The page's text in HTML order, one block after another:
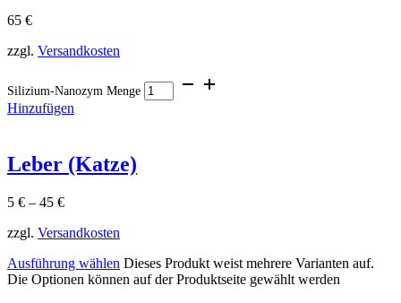
65 €
zzgl. Versandkosten
Silizium-Nanozym Menge
Hinzufügen
Leber (Katze)
5 € – 45 €
zzgl. Versandkosten
Ausführung wählen Dieses Produkt weist mehrere Varianten auf.
Die Optionen können auf der Produktseite gewählt werden